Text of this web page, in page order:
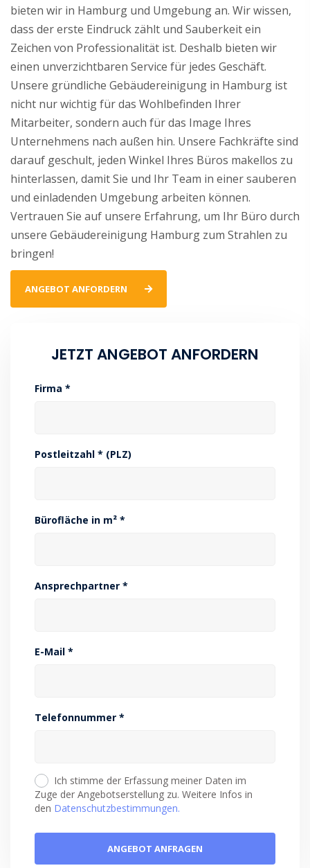
bieten wir in Hamburg und Umgebung an. Wir wissen,
dass der erste Eindruck zählt und Sauberkeit ein
Zeichen von Professionalität ist. Deshalb bieten wir
einen unverzichtbaren Service für jedes Geschäft.
Unsere gründliche Gebäudereinigung in Hamburg ist
nicht nur wichtig für das Wohlbefinden Ihrer
Mitarbeiter, sondern auch für das Image Ihres
Unternehmens nach außen hin. Unsere Fachkräfte sind
darauf geschult, jeden Winkel Ihres Büros makellos zu
hinterlassen, damit Sie und Ihr Team in einer sauberen
und einladenden Umgebung arbeiten können.
Vertrauen Sie auf unsere Erfahrung, um Ihr Büro durch
unsere Gebäudereinigung Hamburg zum Strahlen zu
bringen!
ANGEBOT ANFORDERN
JETZT ANGEBOT ANFORDERN
Firma *
Postleitzahl * (PLZ)
Bürofläche in m² *
Ansprechpartner *
E-Mail *
Telefonnummer *
Ich stimme der Erfassung meiner Daten im
Zuge der Angebotserstellung zu. Weitere Infos in
den Datenschutzbestimmungen.